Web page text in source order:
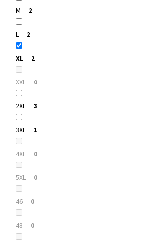
M 2
L 2
XL 2
XXL 0
2XL 3
3XL 1
4XL 0
5XL 0
46 0
48 0